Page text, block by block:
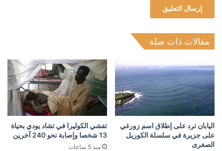
مقالات ذات صلة
اليابان ترد على إطلاق اسم زورغي
على جزيرة في سلسلة الكوريل
الصغرى
تفشي الكوليرا في تشاد يودي بحياة
13 شخصا وإصابة نحو 240 آخرين
منذ 5 ساعات